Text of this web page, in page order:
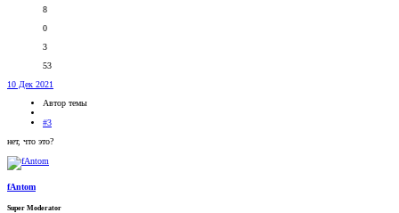
8
0
3
53
10 Дек 2021
Автор темы
#3
нет, что это?
fAntom
Super Moderator